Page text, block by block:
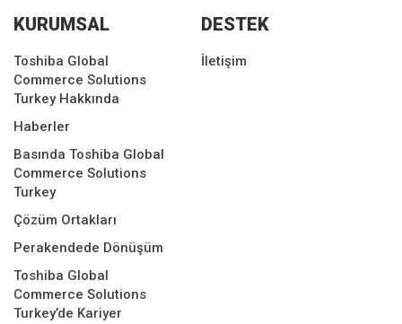
KURUMSAL
Toshiba Global
Commerce Solutions
Turkey Hakkında
Haberler
Basında Toshiba Global
Commerce Solutions
Turkey
Çözüm Ortakları
Perakendede Dönüşüm
Toshiba Global
Commerce Solutions
Turkey’de Kariyer
DESTEK
İletişim